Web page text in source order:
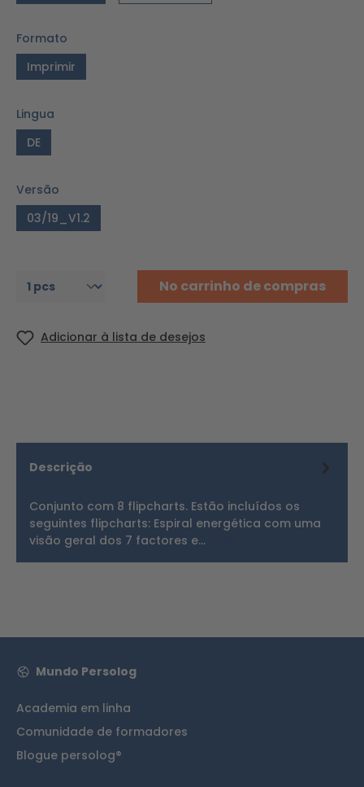
Formato
Imprimir
Lingua
DE
Versão
03/19_V1.2
No carrinho de compras
Adicionar à lista de desejos
Descrição
Conjunto com 8 flipcharts. Estão incluídos os
seguintes flipcharts: Espiral energética com uma
visão geral dos 7 factores e…
Mundo Persolog
Academia em linha
Comunidade de formadores
Blogue persolog®